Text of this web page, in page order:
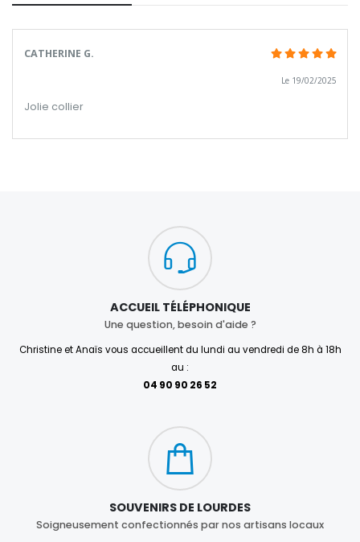
CATHERINE G.
Le 19/02/2025
Jolie collier
ACCUEIL TÉLÉPHONIQUE
Une question, besoin d'aide ?
Christine et Anaïs vous accueillent du lundi au vendredi de 8h à 18h
au :
04 90 90 26 52
SOUVENIRS DE LOURDES
Soigneusement confectionnés par nos artisans locaux